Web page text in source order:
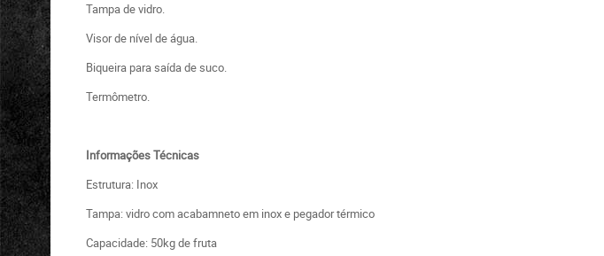
Tampa de vidro.
Visor de nível de água.
Biqueira para saída de suco.
Termômetro.
Informações Técnicas
Estrutura: Inox
Tampa: vidro com acabamneto em inox e pegador térmico
Capacidade: 50kg de fruta